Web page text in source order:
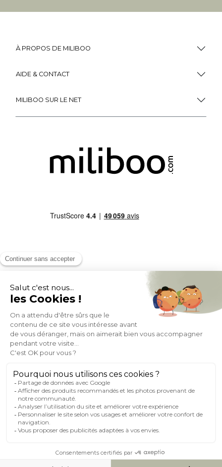
À PROPOS DE MILIBOO
AIDE & CONTACT
MILIBOO SUR LE NET
MOYENS DE PAIEMENT
FRANCE
© 2007-2026 Miliboo
Tous droits réservés